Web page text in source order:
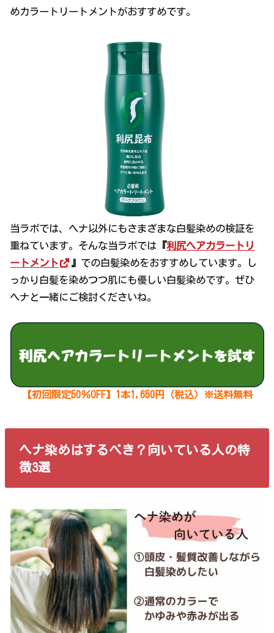
めカラートリートメントがおすすめです。
当ラボでは、ヘナ以外にもさまざまな白髪染めの検証を
重ねています。そんな当ラボでは 『利尻ヘアカラートリ
ートメント
』 での白髪染めをおすすめしています。し
っかり白髪を染めつつ肌にも優しい白髪染めです。ぜひ
ヘナと一緒にご検討くださいね。
【初回限定50％OFF】1本1,650円（税込）※送料無料
ヘナ染めはするべき？向いている人の特
徴3選